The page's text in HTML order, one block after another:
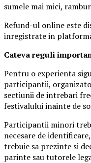
sumele mai mici,
Refund-ul online este
inregistrate in
Cateva reguli
Pentru o experienta
participantii,
sectiunii de intrebari
festivalului inainte de
Participantii minori
necesare de
trebuie sa prezinte si
parinte sau tutorele